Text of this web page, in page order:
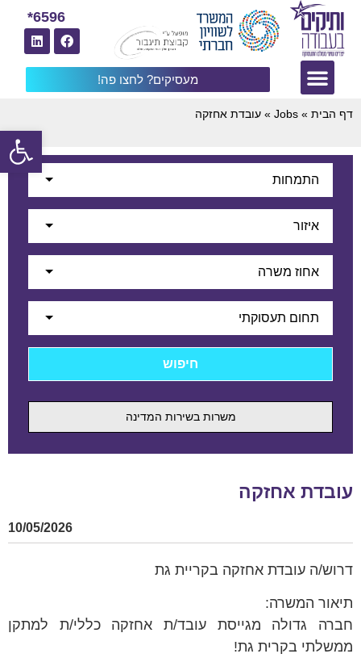
מעסיקים? לחצו פה!
6596*
דף הבית »
Jobs
» עובדת אחזקה
התמחות
איזור
אחוז משרה
תחום תעסוקתי
משרות בשירות המדינה
עובדת אחזקה
10/05/2026
דרוש/ה עובדת אחזקה בקריית גת
תיאור המשרה:
חברה גדולה מגייסת עובד/ת אחזקה כללי/ת למתקן
ממשלתי בקרית גת!